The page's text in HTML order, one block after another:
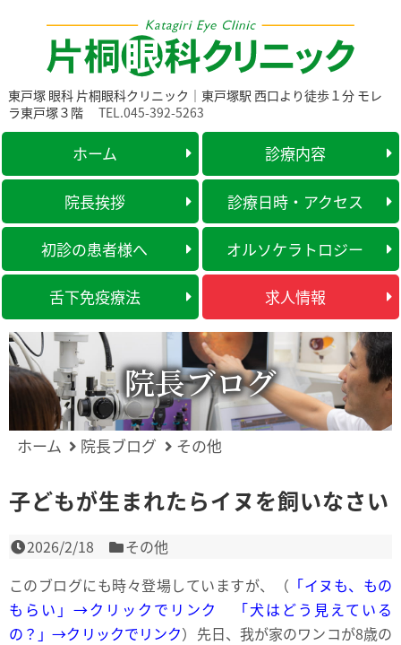
東戸塚 眼科 片桐眼科クリニック｜東戸塚駅 西口より徒歩１分 モレ
ラ東戸塚３階
TEL.045-392-5263
ホーム 診療内容
院長挨拶 診療日時・アクセス
初診の患者様へ オルソケラトロジー
舌下免疫療法 求人情報
院長ブログ
ホーム 院長ブログ その他
子どもが生まれたらイヌを飼いなさい
2026/2/18
その他
このブログにも時々登場していますが、（ 「イヌも、もの
もらい」→クリックでリンク
「犬はどう見えている
の？」→クリックでリンク）先日、我が家のワンコが8歳の